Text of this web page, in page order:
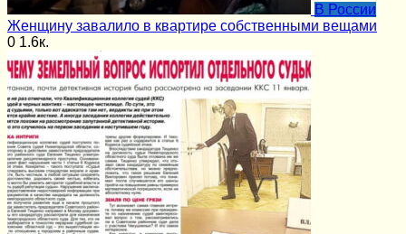
В России
Женщину завалило в квартире собственными вещами
0 1.6к.